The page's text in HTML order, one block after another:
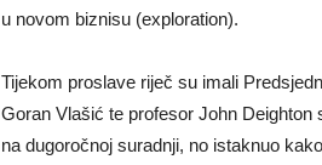
u novom biznisu (exploration).
Tijekom proslave riječ su imali
Goran Vlašić te profesor John
na dugoročnoj suradnji, no istaknuo